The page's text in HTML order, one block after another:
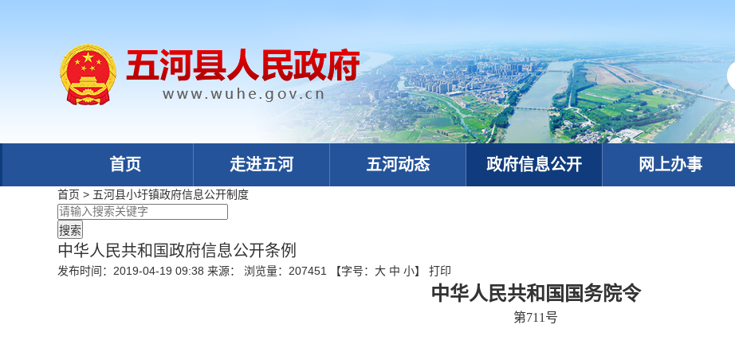
首页 走进五河 五河动态 政府信息公开 网上办事
首页 > 五河县小圩镇政府信息公开制度
中华人民共和国政府信息公开条例
发布时间：2019-04-19 09:38 来源： 浏览量： 207451 【字号： 大 中 小】 打印
中华人民共和国国务院令
第711号